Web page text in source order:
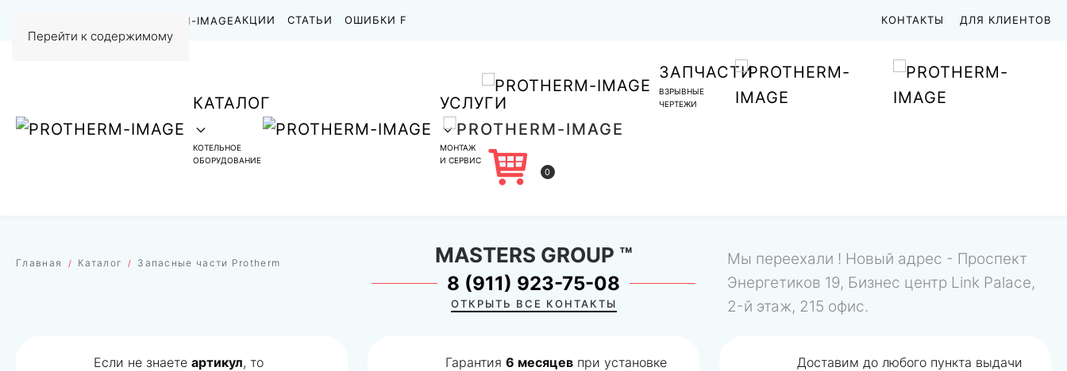
Перейти к содержимому
АКЦИИ СТАТЬИ ОШИБКИ F КОНТАКТЫ ДЛЯ КЛИЕНТОВ
КАТАЛОГ
КОТЕЛЬНОЕ
ОБОРУДОВАНИЕ
УСЛУГИ
МОНТАЖ
И СЕРВИС
ЗАПЧАСТИ
ВЗРЫВНЫЕ
ЧЕРТЕЖИ
0
Главная Каталог Запасные части Protherm MASTERS GROUP ™
8 (911) 923-75-08
ОТКРЫТЬ ВСЕ КОНТАКТЫ
Мы переехали ! Новый адрес - Проспект
Энергетиков 19, Бизнес центр Link Palace,
2-й этаж, 215 офис.
Если не знаетеартикул, то
Гарантия6 месяцев при установке
Доставим до любого пункта выдачи